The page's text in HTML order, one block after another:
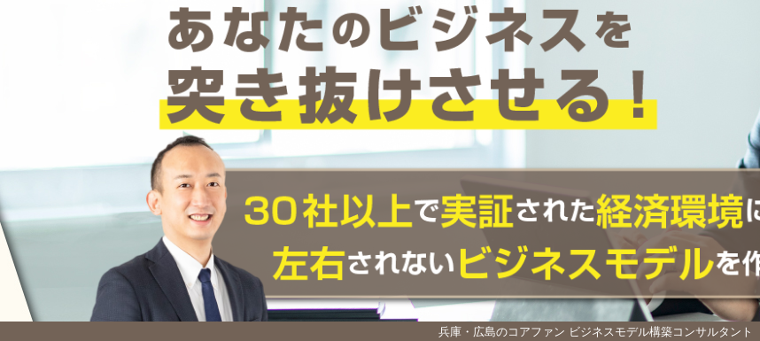
兵庫・広島のコアファン ビジネスモデル構築コンサルタント